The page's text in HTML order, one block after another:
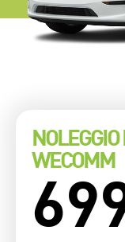
WECOMM